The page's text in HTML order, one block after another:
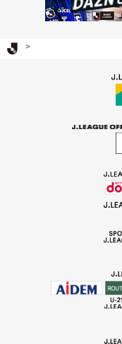
Ｊリーグ TOP